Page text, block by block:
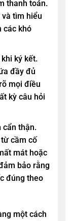
thanh toán.
tìm hiểu
các khó
ký kết.
đầy đủ
mọi điều
kỳ câu hỏi
cẩn thận.
cầm cố
mát hoặc
bảo rằng
đúng theo
một cách